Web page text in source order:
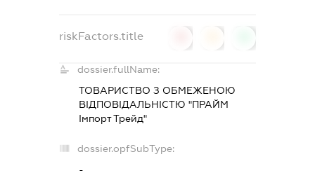
riskFactors.title
dossier.fullName:
ТОВАРИСТВО З ОБМЕЖЕНОЮ
ВІДПОВІДАЛЬНІСТЮ "ПРАЙМ
Імпорт Трейд"
dossier.opfSubType:
-